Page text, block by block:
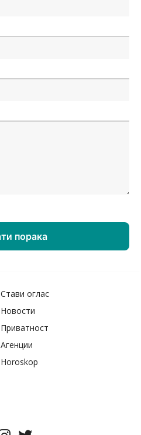
Стави оглас
Новости
Приватност
Агенции
Horoskop